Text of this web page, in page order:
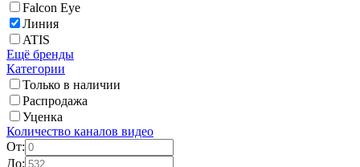
Falcon Eye
Линия
ATIS
Ещё бренды
Категории
Только в наличии
Распродажа
Уценка
Количество каналов видео
От:
До: